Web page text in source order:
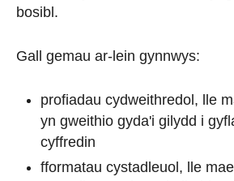
bosibl.
Gall gemau ar-lein gynnwys:
profiadau cydweithredol, lle
yn gweithio gyda'i gilydd i
cyffredin
fformatau cystadleuol, lle